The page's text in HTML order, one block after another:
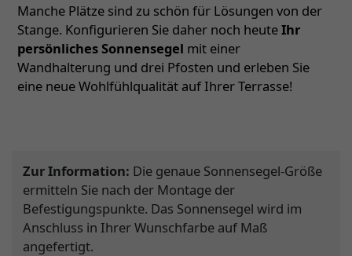
Manche Plätze sind zu schön für Lösungen von der
Stange. Konfigurieren Sie daher noch heuteIhr
persönliches Sonnensegel mit einer
Wandhalterung und drei Pfosten und erleben Sie
eine neue Wohlfühlqualität auf Ihrer Terrasse!
Zur Information: Die genaue Sonnensegel-Größe
ermitteln Sie nach der Montage der
Befestigungspunkte. Das Sonnensegel wird im
Anschluss in Ihrer Wunschfarbe auf Maß
angefertigt.